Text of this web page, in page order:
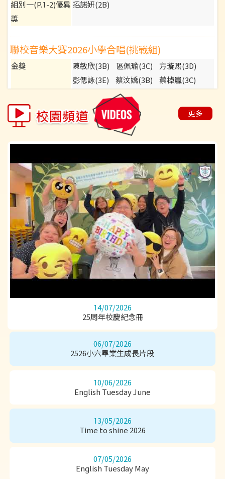
組別一(P.1-2)優異
獎
招諾妍(2B)
聯校音樂大賽2026小學合唱(挑戰組)
金獎 陳敏欣(3B) 區佩瑜(3C)
方璇熙(3D)
彭偲詠(3E)
蔡汶嬌(3B)
蔡棹嵐(3C)
許佳鑫(3E)
林家誼(3C)
曾曉渝(3D)
殷莃舜(3E)
吳奕凡(3B)
謝依雅(3C)
何卓楠(3E)
殷莃童(3B)
陳穎怡(4C)
張梓妍(4D)
彭敏樺(4D)
關堯彤(4B)
何樂曦(4C)
鄭亦嵐(4D)
薛曜崙(4D)
蘇洛頣(4B)
劉晉豪(4C)
林玥兒(4D)
施雅晴(4D)
黃文希(4B)
廖天欣(4C)
李以晴(4D)
曾君琳(4D)
陳梓玥(4C)
黃美琳(4C)
魏皓晞(4D)
姚泳希(4D)
陳正霖(4E)
呂蔚藍(4E)
蘇嘉兒(4E)
宋鏸珊(4E) 翁靖敏(4E)
黃梓淇(6D) 魏健煜(6B)
Dunk Sport 籃球邀請賽
余卓嵐(4D)
余聿非(5D)
蔡澤威(4E)
葉晉希(4C)
邱駿諾(3E)
圓玄三中盃籃球邀請賽
李鎬昕(5D) 袁蔚熙(5D)
更多
14/07/2026
25周年校慶紀念冊
06/07/2026
2526小六畢業生成長片段
10/06/2026
English Tuesday June
13/05/2026
Time to shine 2026
07/05/2026
English Tuesday May